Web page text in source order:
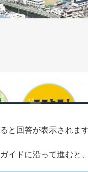
と回答が表示されます
イドに沿って進むと